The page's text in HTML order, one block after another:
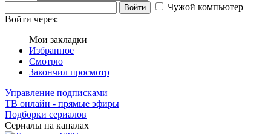
Войти
Чужой компьютер
Войти через:
Мои закладки
Избранное
Смотрю
Закончил просмотр
Управление подписками
ТВ онлайн - прямые эфиры
Подборки сериалов
Сериалы на каналах